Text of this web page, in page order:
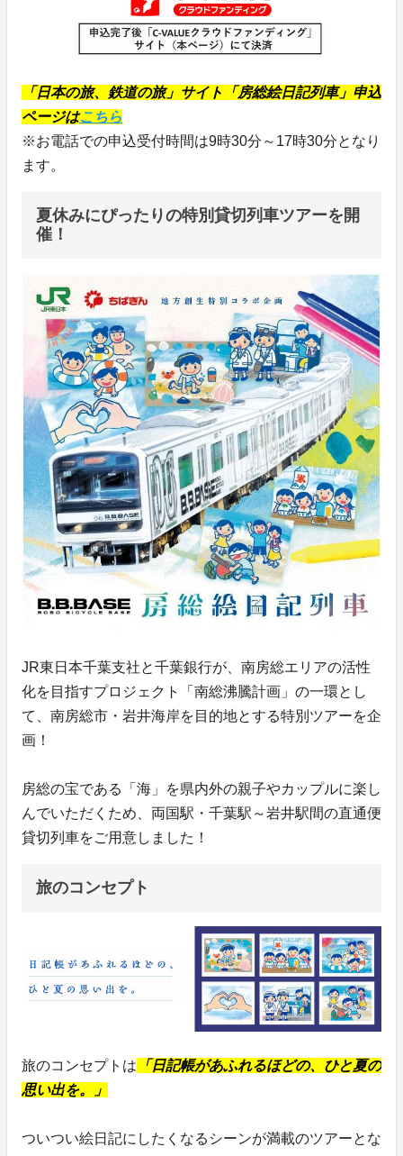
「日本の旅、鉄道の旅」サイト「房総絵日記列車」申込
ページはこちら
※お電話での申込受付時間は9時30分～17時30分となり
ます。
夏休みにぴったりの特別貸切列車ツアーを開
催！
JR東日本千葉支社と千葉銀行が、南房総エリアの活性
化を目指すプロジェクト「南総沸騰計画」の一環とし
て、南房総市・岩井海岸を目的地とする特別ツアーを企
画！
房総の宝である「海」を県内外の親子やカップルに楽し
んでいただくため、両国駅・千葉駅～岩井駅間の直通便
貸切列車をご用意しました！
旅のコンセプト
旅のコンセプトは 「日記帳があふれるほどの、ひと夏の
思い出を。」
ついつい絵日記にしたくなるシーンが満載のツアーとな